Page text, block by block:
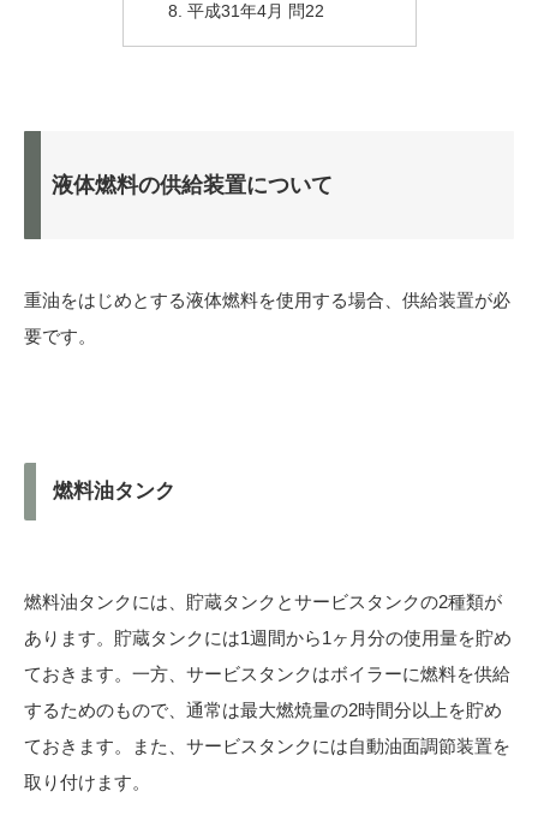
平成31年4月 問22
液体燃料の供給装置について
重油をはじめとする液体燃料を使用する場合、供給装置が必
要です。
燃料油タンク
燃料油タンクには、貯蔵タンクとサービスタンクの2種類が
あります。貯蔵タンクには1週間から1ヶ月分の使用量を貯め
ておきます。一方、サービスタンクはボイラーに燃料を供給
するためのもので、通常は最大燃焼量の2時間分以上を貯め
ておきます。また、サービスタンクには自動油面調節装置を
取り付けます。